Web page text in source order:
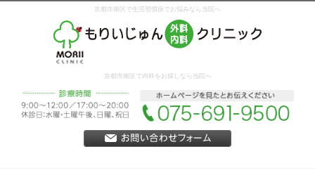
京都市南区で生活習慣病でお悩みなら当院へ
京都市南区で内科をお探しなら当院へ